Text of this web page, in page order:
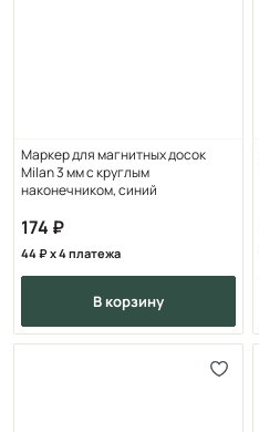
Маркер для магнитных досок
Milan 3 мм с круглым
наконечником, синий
174
44 x 4 платежа
в корзину